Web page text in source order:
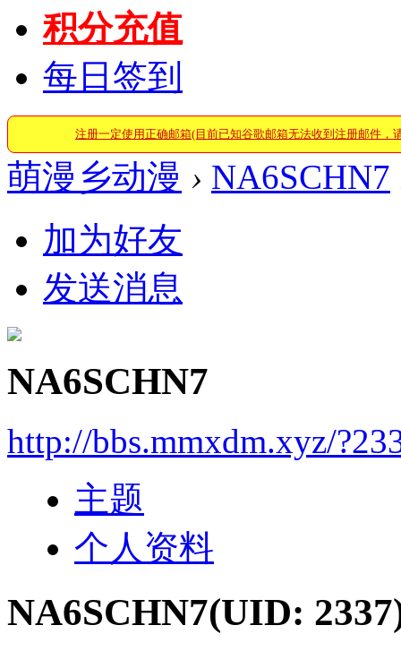
积分充值
每日签到
注册一定使用正确邮箱(目前已知谷歌邮箱无法收到注册邮件，
萌漫乡动漫 › NA6SCHN7
加为好友
发送消息
NA6SCHN7
http://bbs.mmxdm.xyz/
主题
个人资料
NA6SCHN7(UID: